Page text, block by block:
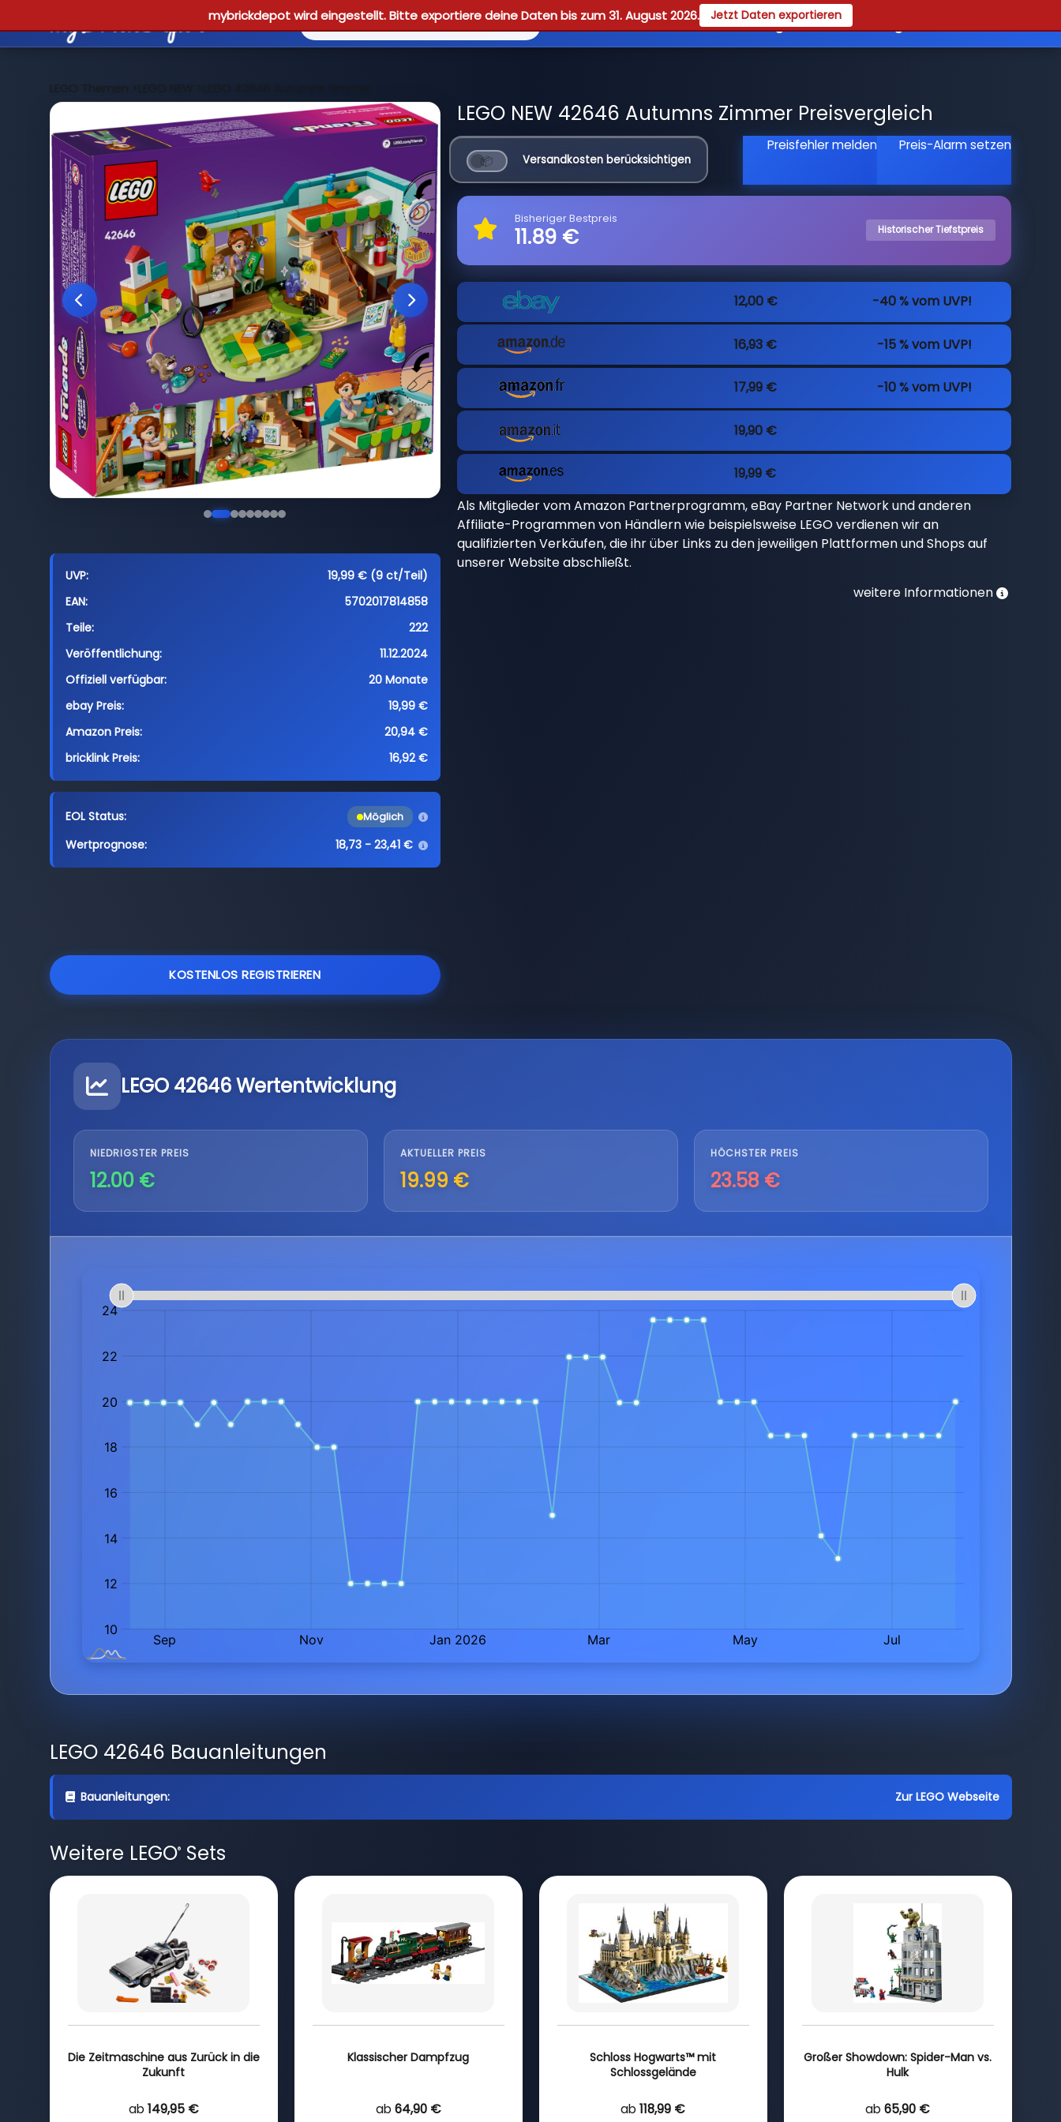
mybrickdepot wird eingestellt. Bitte exportiere deine Daten bis zum 31. August 2026. Jetzt Daten exportieren
Reviews Guides Registrieren
LEGO Themen >LEGO NEW >LEGO 42646 Autumns Zimmer
UVP:
19,99 € (9 ct/Teil)
EAN:
5702017814858
Teile:
222
Veröffentlichung:
11.12.2024
Offiziell verfügbar:
20 Monate
ebay Preis:
19,99 €
Amazon Preis:
20,94 €
bricklink Preis:
16,92 €
EOL Status: Möglich
Wertprognose: 18,73 - 23,41 €
KOSTENLOS REGISTRIEREN
LEGO NEW 42646 Autumns Zimmer Preisvergleich
Versandkosten berücksichtigen
Preisfehler melden Preis-Alarm setzen
Bisheriger Bestpreis
11.89 € Historischer Tiefstpreis
12,00 € -40 % vom UVP!
16,93 € -15 % vom UVP!
17,99 € -10 % vom UVP!
19,90 €
19,99 €
Als Mitglieder vom Amazon Partnerprogramm, eBay Partner Network und anderen
Affiliate-Programmen von Händlern wie beispielsweise LEGO verdienen wir an
qualifizierten Verkäufen, die ihr über Links zu den jeweiligen Plattformen und Shops auf
unserer Website abschließt.
weitere Informationen
LEGO 42646 Wertentwicklung
NIEDRIGSTER PREIS
12.00 €
AKTUELLER PREIS
19.99 €
HÖCHSTER PREIS
23.58 €
LEGO 42646 Bauanleitungen
Bauanleitungen: Zur LEGO Webseite
Weitere LEGO®Sets
Die Zeitmaschine aus Zurück in die
Zukunft
ab 149,95 €
Klassischer Dampfzug
ab 64,90 €
Schloss Hogwarts™ mit
Schlossgelände
ab 118,99 €
Großer Showdown: Spider-Man vs.
Hulk
ab 65,90 €